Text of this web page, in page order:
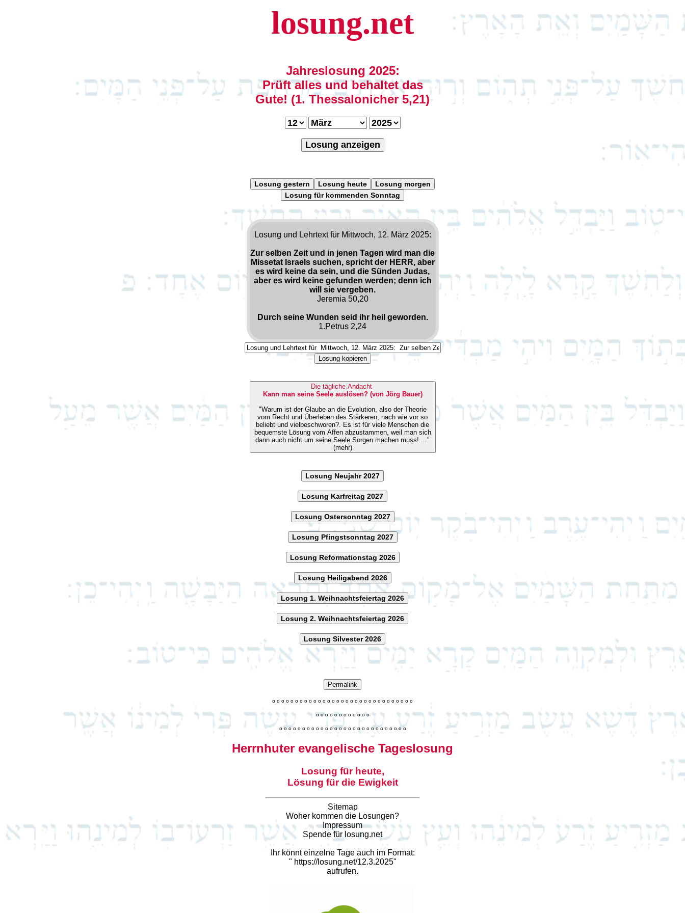
losung.net
Jahreslosung 2025:
Prüft alles und behaltet das
Gute! (1. Thessalonicher 5,21)
Losung anzeigen
Losung gestern Losung heute
Losung morgen
Losung für kommenden Sonntag
Losung und Lehrtext für Mittwoch, 12. März 2025:
Zur selben Zeit und in jenen Tagen wird man die
Missetat Israels suchen, spricht der HERR, aber
es wird keine da sein, und die Sünden Judas,
aber es wird keine gefunden werden; denn ich
will sie vergeben.
Jeremia 50,20
Durch seine Wunden seid ihr heil geworden.
1.Petrus 2,24
Losung kopieren
Die tägliche Andacht
Kann man seine Seele auslösen? (von Jörg Bauer)
"Warum ist der Glaube an die Evolution, also der Theorie
vom Recht und Überleben des Stärkeren, nach wie vor so
beliebt und vielbeschworen?. Es ist für viele Menschen die
bequemste Lösung vom Affen abzustammen, weil man sich
dann auch nicht um seine Seele Sorgen machen muss! ..."
(mehr)
Losung Neujahr 2027
Losung Karfreitag 2027
Losung Ostersonntag 2027
Losung Pfingstsonntag 2027
Losung Reformationstag 2026
Losung Heiligabend 2026
Losung 1. Weihnachtsfeiertag 2026
Losung 2. Weihnachtsfeiertag 2026
Losung Silvester 2026
Permalink
o o o o o o o o o o o o o o o o o o o o o o o o o o o o o o o
o o o o o o o o o o o o
o o o o o o o o o o o o o o o o o o o o o o o o o o o o
Herrnhuter evangelische Tageslosung
Losung für heute,
Lösung für die Ewigkeit
Sitemap
Woher kommen die Losungen?
Impressum
Spende für losung.net
Ihr könnt einzelne Tage auch im Format:
" https://losung.net/12.3.2025"
aufrufen.